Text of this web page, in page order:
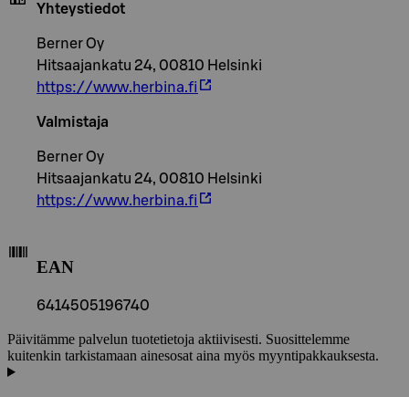
Yhteystiedot
Berner Oy
Hitsaajankatu 24, 00810 Helsinki
https://www.herbina.fi
Valmistaja
Berner Oy
Hitsaajankatu 24, 00810 Helsinki
https://www.herbina.fi
EAN
6414505196740
Päivitämme palvelun tuotetietoja aktiivisesti. Suosittelemme
kuitenkin tarkistamaan ainesosat aina myös myyntipakkauksesta.